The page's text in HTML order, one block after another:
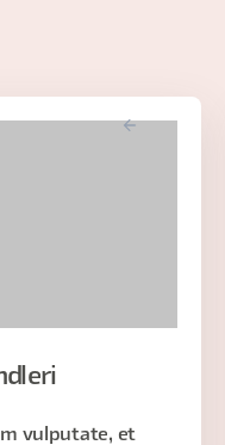
vulputate, et